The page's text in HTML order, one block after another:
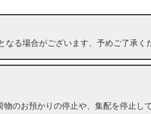
る場合がございます、予めご了承く
のお預かりの停止や、集配を停止し